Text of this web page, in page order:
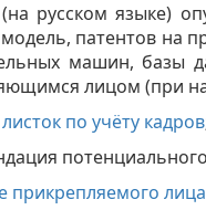
русском языке)
патентов на
машин, базы
лицом (при
по учёту кадров
прикрепляемого